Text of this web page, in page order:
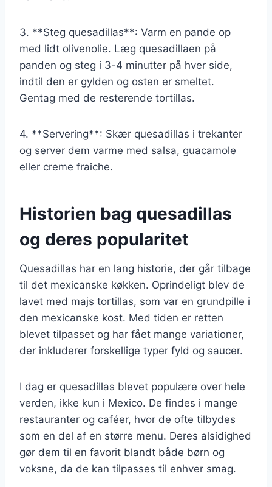
3. **Steg quesadillas**: Varm en pande op
med lidt olivenolie. Læg quesadillaen på
panden og steg i 3-4 minutter på hver side,
indtil den er gylden og osten er smeltet.
Gentag med de resterende tortillas.
4. **Servering**: Skær quesadillas i trekanter
og server dem varme med salsa, guacamole
eller creme fraiche.
Historien bag quesadillas
og deres popularitet
Quesadillas har en lang historie, der går tilbage
til det mexicanske køkken. Oprindeligt blev de
lavet med majs tortillas, som var en grundpille i
den mexicanske kost. Med tiden er retten
blevet tilpasset og har fået mange variationer,
der inkluderer forskellige typer fyld og saucer.
I dag er quesadillas blevet populære over hele
verden, ikke kun i Mexico. De findes i mange
restauranter og caféer, hvor de ofte tilbydes
som en del af en større menu. Deres alsidighed
gør dem til en favorit blandt både børn og
voksne, da de kan tilpasses til enhver smag.